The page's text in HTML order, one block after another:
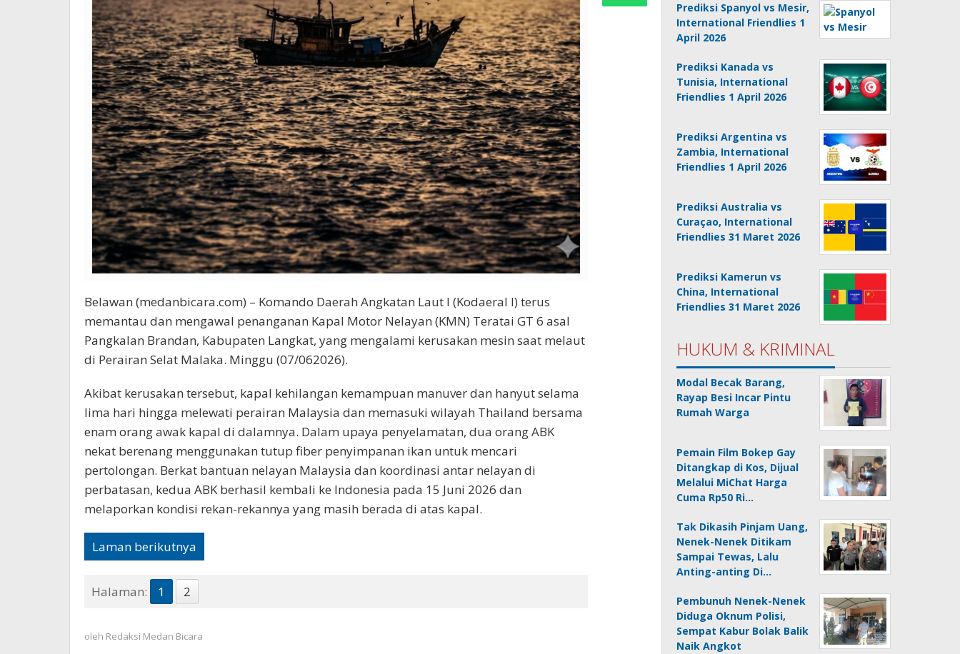
Belawan (medanbicara.com) – Komando Daerah Angkatan Laut I (Kodaeral I) terus
memantau dan mengawal penanganan Kapal Motor Nelayan (KMN) Teratai GT 6 asal
Pangkalan Brandan, Kabupaten Langkat, yang mengalami kerusakan mesin saat melaut
di Perairan Selat Malaka. Minggu (07/062026).
‎Akibat kerusakan tersebut, kapal kehilangan kemampuan manuver dan hanyut selama
lima hari hingga melewati perairan Malaysia dan memasuki wilayah Thailand bersama
enam orang awak kapal di dalamnya. Dalam upaya penyelamatan, dua orang ABK
nekat berenang menggunakan tutup fiber penyimpanan ikan untuk mencari
pertolongan. Berkat bantuan nelayan Malaysia dan koordinasi antar nelayan di
perbatasan, kedua ABK berhasil kembali ke Indonesia pada 15 Juni 2026 dan
melaporkan kondisi rekan-rekannya yang masih berada di atas kapal.
Laman berikutnya
Halaman: 1 2
oleh Redaksi Medan Bicara
Prediksi Spanyol vs Mesir,
International Friendlies 1
April 2026
Prediksi Kanada vs
Tunisia, International
Friendlies 1 April 2026
Prediksi Argentina vs
Zambia, International
Friendlies 1 April 2026
Prediksi Australia vs
Curaçao, International
Friendlies 31 Maret 2026
Prediksi Kamerun vs
China, International
Friendlies 31 Maret 2026
HUKUM & KRIMINAL
Modal Becak Barang,
Rayap Besi Incar Pintu
Rumah Warga
Pemain Film Bokep Gay
Ditangkap di Kos, Dijual
Melalui MiChat Harga
Cuma Rp50 Ri…
Tak Dikasih Pinjam Uang,
Nenek-Nenek Ditikam
Sampai Tewas, Lalu
Anting-anting Di…
Pembunuh Nenek-Nenek
Diduga Oknum Polisi,
Sempat Kabur Bolak Balik
Naik Angkot